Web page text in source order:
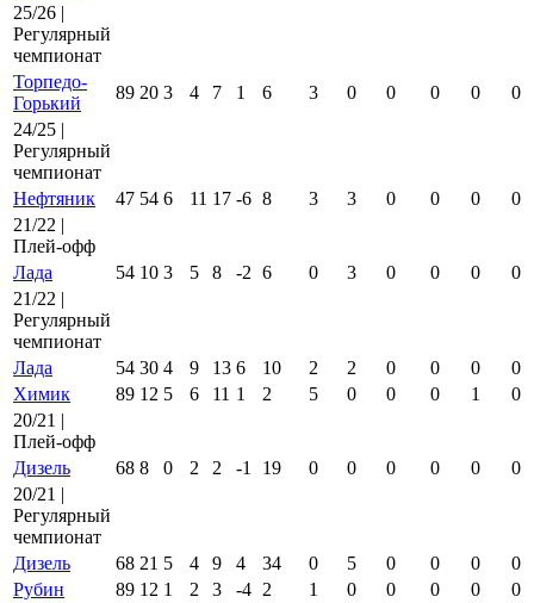
25/26 |
Регулярный
чемпионат
Торпедо-
Горький
89 20 3 4 7 1 6 3 0 0 0 0
0
24/25 |
Регулярный
чемпионат
Нефтяник
47 54 6 11 17 -6 8 3 3 0 0 0
0
21/22 |
Плей-офф
Лада
54 10 3 5 8 -2 6 0 3 0 0 0
0
21/22 |
Регулярный
чемпионат
Лада
54 30 4 9 13 6 10 2 2 0 0 0
0
Химик
89 12 5 6 11 1 2 5 0 0 0 1
0
20/21 |
Плей-офф
Дизель
68 8 0 2 2 -1 19 0 0 0 0 0
0
20/21 |
Регулярный
чемпионат
Дизель
68 21 5 4 9 4 34 0 5 0 0 0
0
Рубин
89 12 1 2 3 -4 2 1 0 0 0 0
0